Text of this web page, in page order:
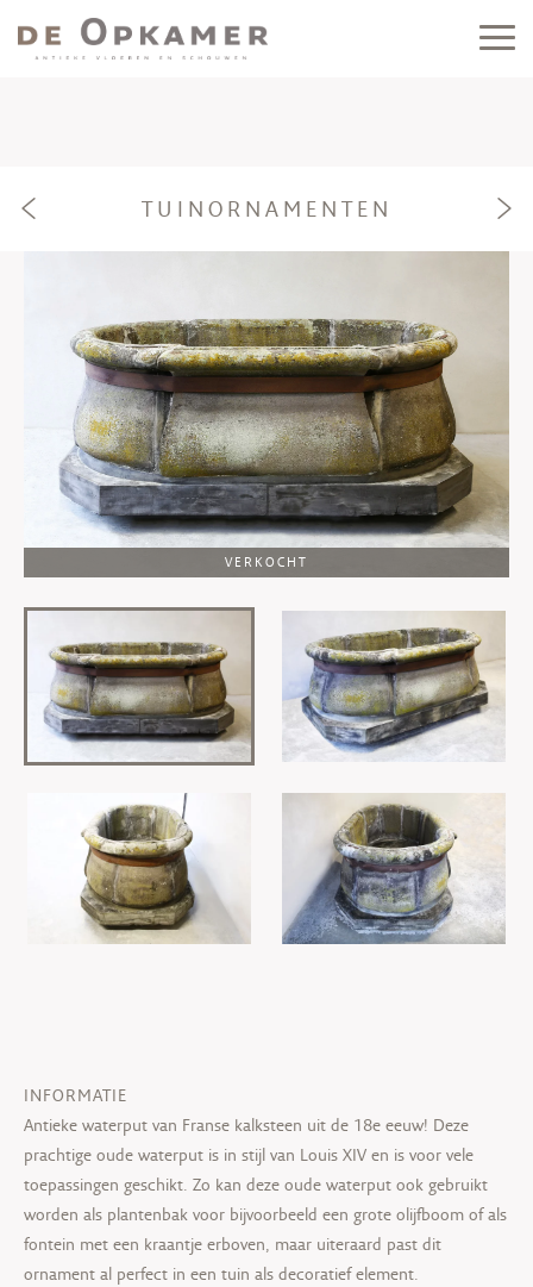
e f
TUINORNAMENTEN
VERKOCHT
INFORMATIE
Antieke waterput van Franse kalksteen uit de 18e eeuw! Deze
prachtige oude waterput is in stijl van Louis XIV en is voor vele
toepassingen geschikt. Zo kan deze oude waterput ook gebruikt
worden als plantenbak voor bijvoorbeeld een grote olijfboom of als
fontein met een kraantje erboven, maar uiteraard past dit
ornament al perfect in een tuin als decoratief element.